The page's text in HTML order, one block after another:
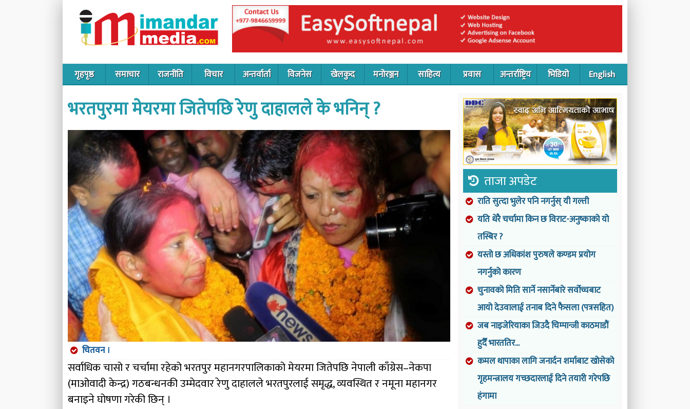
गृहपृष्ठ समाचार राजनीति विचार अन्तर्वार्ता विजनेस खेलकुद मनोरञ्जन साहित्य प्रवास अन्तर्राष्ट्रिय भिडियो English
भरतपुरमा मेयरमा जितेपछि रेणु दाहालले के भनिन् ?
चितवन ।
सर्वाधिक चासो र चर्चामा रहेको भरतपुर महानगरपालिकाको मेयरमा जितेपछि नेपाली काँग्रेस–नेकपा
(माओवादी केन्द्र) गठबन्धनकी उम्मेदवार रेणु दाहालले भरतपुरलाई समृद्ध, व्यवस्थित र नमूना महानगर
बनाइने घोषणा गरेकी छिन् ।
ताजा अपडेट
राति सुत्दा भुलेर पनि नगर्नुस् यी गल्ती
यति धेरै चर्चामा किन छ विराट-अनुष्काको यो
तस्बिर ?
यस्तो छ अधिकांश पुरुषले कण्डम प्रयोग
नगर्नुको कारण
चुनावको मिति सार्ने नसार्नेबारे सर्वोच्चबाट
आयो देउवालाई तनाब दिने फैसला (पत्रसहित)
जब नाइजेरियाका जिउदै चिम्पान्जी काठमाडौं
हुदैँ भारततिर...
कमल थापाका लागि जनार्दन शर्माबाट खोसेको
गृहमन्त्रालय गच्छदारलाई दिने तयारी गरेपछि
हंगामा